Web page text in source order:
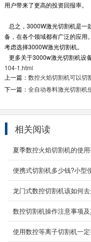
用户带来了更高的投资回报率。
总之，3000W激光切割机是一
备，在各个领域都有广泛的应用
考虑选择3000W激光切割机。
更多关于3000w激光切割机设
104-1.html
上一篇： 数控火焰切割机可以切
下一篇： 全自动卷料激光切割机
相关阅读
夏季数控火焰切割机的使
便携式切割机多少钱?小型
龙门式数控切割机该如何
数控切割机操作注意事项
使用数控等离子切割机一
手持
卷料
卷料
大功
...
2022-
便携